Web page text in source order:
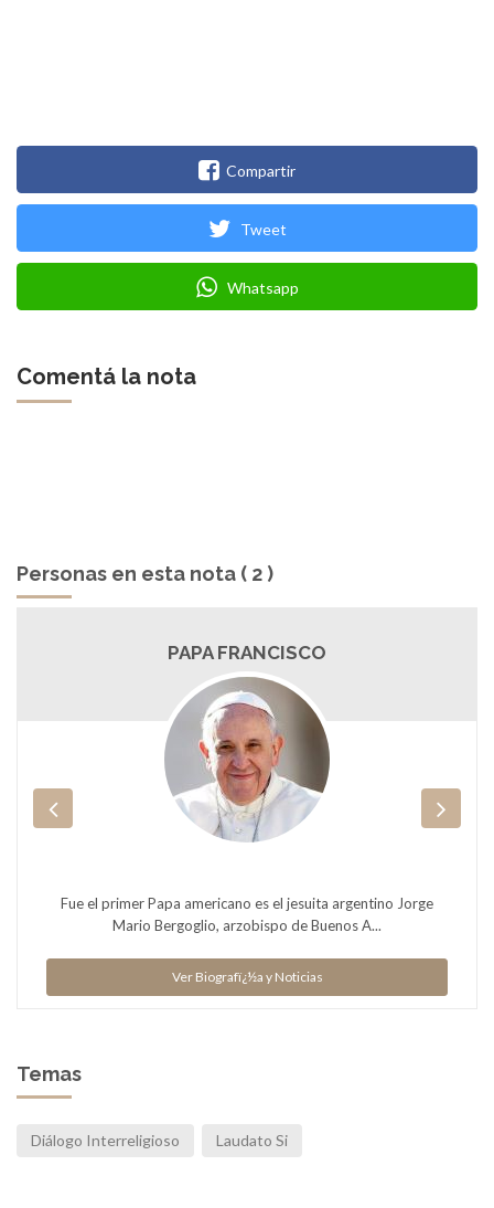
Compartir
Tweet
Whatsapp
Comentá la nota
Personas en esta nota ( 2 )
PAPA FRANCISCO
Fue el primer Papa americano es el jesuita argentino Jorge
Mario Bergoglio, arzobispo de Buenos A...
Ver Biografï¿½a y Noticias
Temas
Diálogo Interreligioso Laudato Si